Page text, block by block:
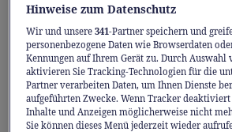
betonen die Bedeutung von
Milchprodukten täglich. Sie
mit wichtigen Nährstoffen
einer gesunden, nachhaltigen
bei.
Hinweise zum Datenschutz
Wir und unsere341-Partner speichern und
personenbezogene Daten wie Browserdaten
Kennungen auf Ihrem Gerät zu. Durch Auswahl
aktivieren Sie Tracking-Technologien für die
Partner verarbeiten Daten, um Ihnen Dienste
aufgeführten Zwecke. Wenn Tracker
Inhalte und Anzeigen möglicherweise nicht
Sie können dieses Menü jederzeit wieder